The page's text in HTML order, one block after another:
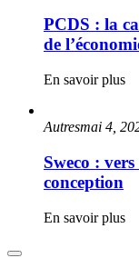
PCDS : la
de
En savoir plus
Autresmai 4,
Sweco :
conception
En savoir plus